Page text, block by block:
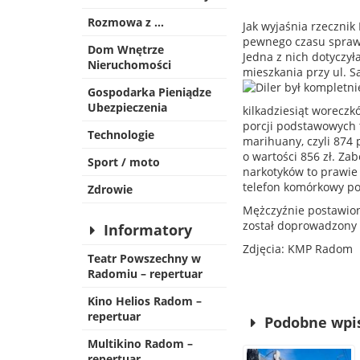
Rozmowa z …
Dom Wnętrze
Nieruchomości
Gospodarka Pieniądze
Ubezpieczenia
Technologie
Sport / moto
Zdrowie
Informatory
Teatr Powszechny w
Radomiu – repertuar
Kino Helios Radom –
repertuar
Multikino Radom –
Jak wyjaśnia
pewnego czasu
Jedna z nich
mieszkania przy ul.
kilkadziesiąt
porcji podstawowych
marihuany, czyli 874
o wartości 856 zł.
narkotyków to prawie
telefon komórkowy
Mężczyźnie
został
Zdjęcia: KMP Radom
Podobne